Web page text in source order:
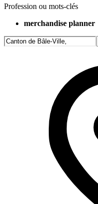
Profession ou mots-clés
merchandise planner